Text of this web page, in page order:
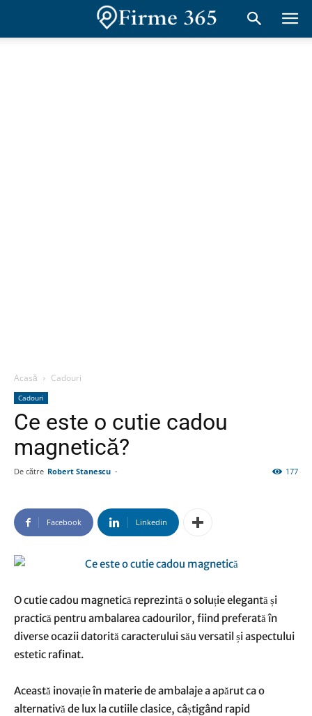
Acasă Cadouri
Cadouri
Ce este o cutie cadou
magnetică?
De către Robert Stanescu - 177
Facebook Linkedin
O cutie cadou magnetică reprezintă o soluție elegantă și
practică pentru ambalarea cadourilor, fiind preferată în
diverse ocazii datorită caracterului său versatil și aspectului
estetic rafinat.
Această inovație în materie de ambalaje a apărut ca o
alternativă de lux la cutiile clasice, câștigând rapid